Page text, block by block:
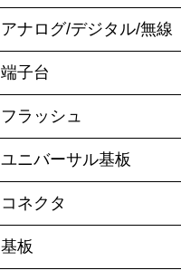
アナログ/デジタル/無線
端子台
フラッシュ
ユニバーサル基板
コネクタ
基板